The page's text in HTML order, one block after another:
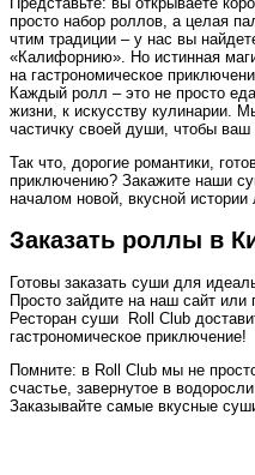
просто набор роллов, а целая
чтим традиции – у нас вы
«Калифорнию». Но истинная
на гастрономическое
Каждый ролл – это не просто
жизни, к искусству кулинарии.
частичку своей души, чтобы
Так что, дорогие романтики,
приключению? Закажите наши
началом новой, вкусной истории
Заказать роллы в
Готовы заказать суши для
Просто зайдите на наш сайт
Ресторан суши Roll Club
гастрономическое приключение!
Помните: в Roll Club мы не
счастье, завернутое в
Заказывайте самые вкусные